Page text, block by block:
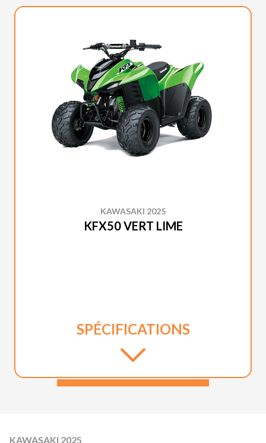
KAWASAKI 2025
KFX50 VERT LIME
SPÉCIFICATIONS
KAWASAKI 2025